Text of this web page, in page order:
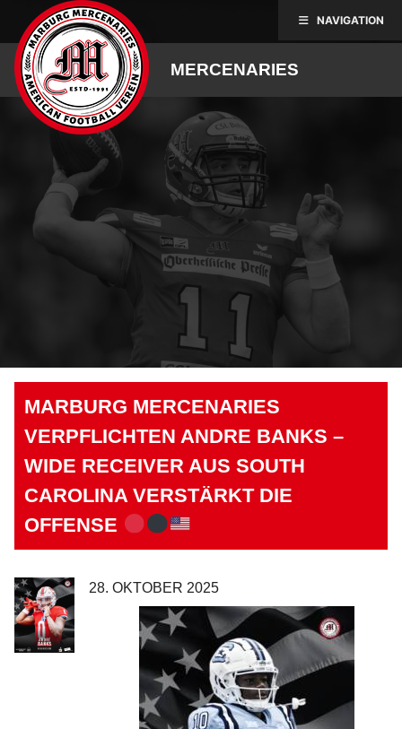
content
MERCENARIES
MARBURG MERCENARIES
VERPFLICHTEN ANDRE BANKS –
WIDE RECEIVER AUS SOUTH
CAROLINA VERSTÄRKT DIE
OFFENSE
28. OKTOBER 2025
NAVIGATION